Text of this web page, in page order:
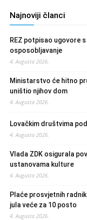
Najnoviji članci
REZ potpisao ugovore
osposobljavanje
4. Augusta 2026.
Ministarstvo će hitno
uništio njihov dom
4. Augusta 2026.
Lovačkim društvima
4. Augusta 2026.
Vlada ZDK osigurala
ustanovama kulture
4. Augusta 2026.
Plaće prosvjetnih
jula veće za 10 posto
4. Augusta 2026.